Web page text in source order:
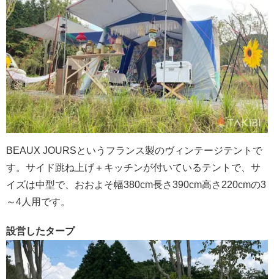
BEAUX JOURSというフランス製のヴィンテージテントで
す。サイド跳ね上げ＋キッチンが付いているテントで、サ
イズは中型で、おおよそ幅380cm長さ390cm高さ220cmの3
～4人用です。
設営したタープ